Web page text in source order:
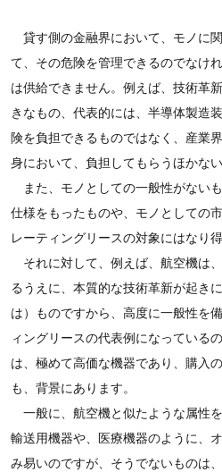
貸す側の金融界において、モノに
て、その危険を管理できるのでなけ
は供給できません。例えば、技術革
きなもの、代表的には、半導体製造
険を負担できるものではなく、産業
身において、負担してもらうほかない
また、モノとしての一般性がない
仕様をもったものや、モノとしての
レーティングリースの対象にはなり
それに対して、例えば、航空機は
るうえに、本質的な技術革新が起き
は）ものですから、高度に一般性を
ィングリースの代表例になっている
は、極めて高価な機器であり、購入
も、背景にあります。
一般に、航空機と似たような属性
輸送用機器や、医療機器のように、
み易いのですが、そうでないものは